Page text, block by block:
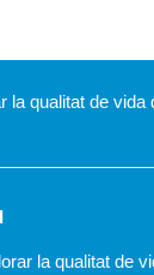
la qualitat de vida
la qualitat de